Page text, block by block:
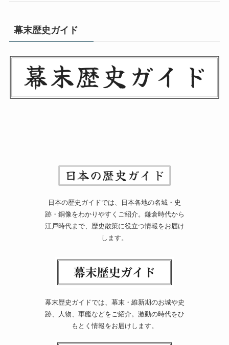
幕末歴史ガイド
日本の歴史ガイドでは、日本各地の名城・史
跡・銅像をわかりやすくご紹介。鎌倉時代から
江戸時代まで、歴史散策に役立つ情報をお届け
します。
幕末歴史ガイドでは、幕末・維新期のお城や史
跡、人物、軍艦などをご紹介。激動の時代をひ
もとく情報をお届けします。